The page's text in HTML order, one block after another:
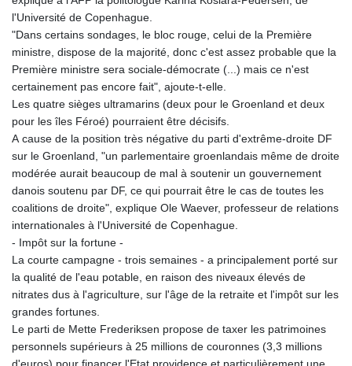
l'Université de Copenhague.
"Dans certains sondages, le bloc rouge, celui de la Première
ministre, dispose de la majorité, donc c'est assez probable que la
Première ministre sera sociale-démocrate (...) mais ce n'est
certainement pas encore fait", ajoute-t-elle.
Les quatre sièges ultramarins (deux pour le Groenland et deux
pour les îles Féroé) pourraient être décisifs.
A cause de la position très négative du parti d'extrême-droite DF
sur le Groenland, "un parlementaire groenlandais même de droite
modérée aurait beaucoup de mal à soutenir un gouvernement
danois soutenu par DF, ce qui pourrait être le cas de toutes les
coalitions de droite", explique Ole Waever, professeur de relations
internationales à l'Université de Copenhague.
- Impôt sur la fortune -
La courte campagne - trois semaines - a principalement porté sur
la qualité de l'eau potable, en raison des niveaux élevés de
nitrates dus à l'agriculture, sur l'âge de la retraite et l'impôt sur les
grandes fortunes.
Le parti de Mette Frederiksen propose de taxer les patrimoines
personnels supérieurs à 25 millions de couronnes (3,3 millions